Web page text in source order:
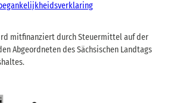
mitfinanziert durch Steuermittel auf der
Abgeordneten des Sächsischen Landtags